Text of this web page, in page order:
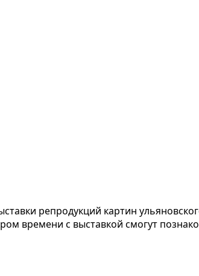
репродукций картин
времени с выставкой смогут